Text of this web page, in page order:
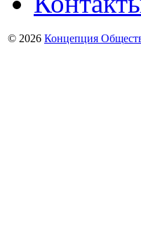
© 2026 Концепция